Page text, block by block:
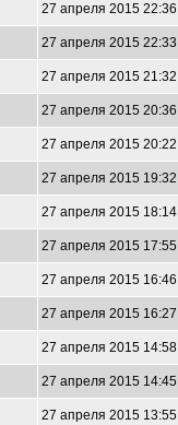
27 апреля 2015 22:36
27 апреля 2015 22:33
27 апреля 2015 21:32
27 апреля 2015 20:36
27 апреля 2015 20:22
27 апреля 2015 19:32
27 апреля 2015 18:14
27 апреля 2015 17:55
27 апреля 2015 16:46
27 апреля 2015 16:27
27 апреля 2015 14:58
27 апреля 2015 14:45
27 апреля 2015 13:55